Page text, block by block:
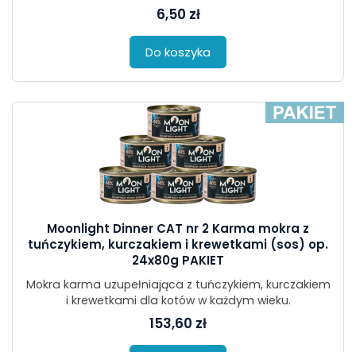
6,50 zł
Do koszyka
Moonlight Dinner CAT nr 2 Karma mokra z
tuńczykiem, kurczakiem i krewetkami (sos) op.
24x80g PAKIET
Mokra karma uzupełniająca z tuńczykiem, kurczakiem
i krewetkami dla kotów w każdym wieku.
153,60 zł